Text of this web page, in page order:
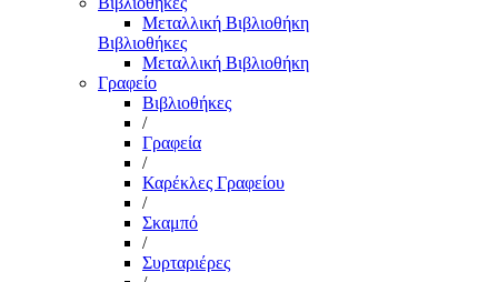
Μεταλλική Βιβλιοθήκη
Βιβλιοθήκες
Μεταλλική Βιβλιοθήκη
Γραφείο
Βιβλιοθήκες
/
Γραφεία
/
Καρέκλες Γραφείου
/
Σκαμπό
/
Συρταριέρες